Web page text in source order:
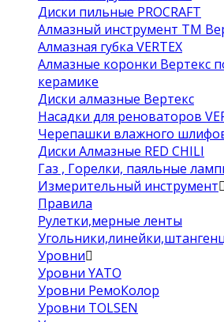
Диски пильные PROCRAFT
Алмазный инструмент ТМ
Алмазная губка VERTEX
Алмазные коронки Вертекс
керамике
Диски алмазные Вертекс
Насадки для реноваторов
Черепашки влажного
Диски Алмазные RED CHILI
Газ , Горелки, паяльные
Измерительный инструмент
Правила
Рулетки,мерные ленты
Уровни
Уровни YATO
Уровни РемоКолор
Уровни TOLSEN